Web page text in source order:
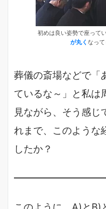
初めは良い姿勢で座ってい
が丸く なって
葬儀の斎場などで「
ているな～」と私は
見ながら、そう感じ
れまで、このような
したか？